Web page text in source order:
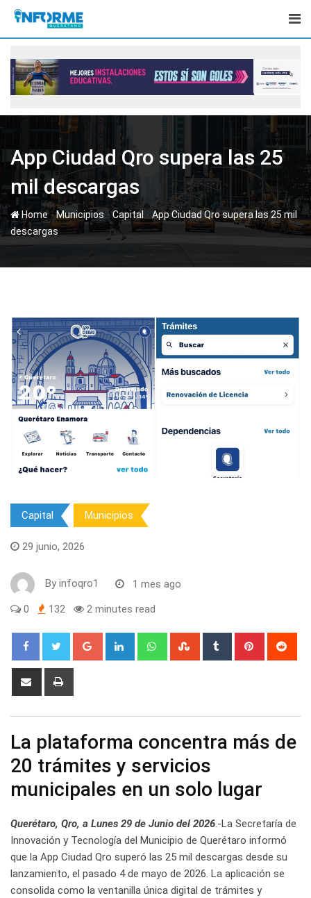
Skip
content
App Ciudad Qro supera las 25
mil descargas
Home-Municipios-Capital -App Ciudad Qro supera las 25 mil
descargas
Capital Municipios
29 junio, 2026
By infoqro1 1 mes ago
0 132 2 minutes read
Google+ LinkedIn WhatsappStumbleUpon
Tumblr Pinterest
Share
La plataforma concentra más de
20 trámites y servicios
municipales en un solo lugar
Querétaro, Qro, a Lunes 29 de Junio del 2026.-La Secretaría de
Innovación y Tecnología del Municipio de Querétaro informó
que la App Ciudad Qro superó las 25 mil descargas desde su
lanzamiento, el pasado 4 de mayo de 2026. La aplicación se
consolida como la ventanilla única digital de trámites y